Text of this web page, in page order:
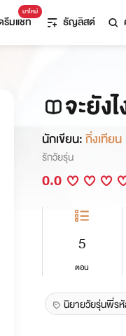
มาใหม่
รีมแชท ธัญลิสต์
จะยัง
นักเขียน:กิ่งเทียน
รักวัยรุ่น
0.0
5
ตอน
นิยายวัยรุ่นพี่ร